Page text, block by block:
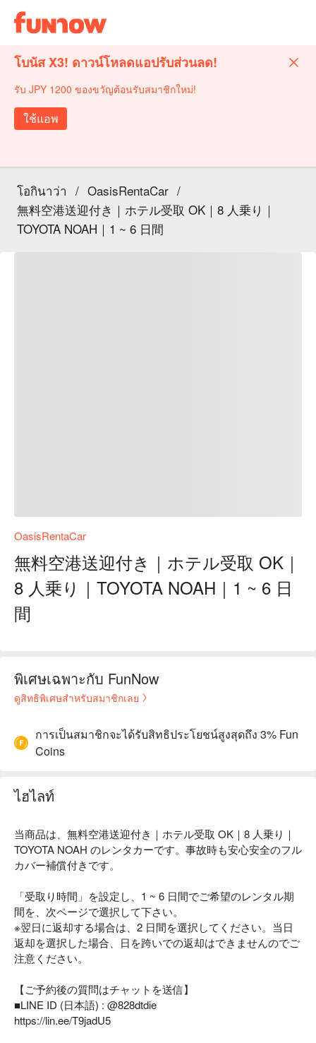
โบนัส X3! ดาวน์โหลดแอปรับส่วนลด!
รับ JPY 1200 ของขวัญต้อนรับสมาชิกใหม่!
ใช้แอพ
โอกินาว่า / OasisRentaCar /
無料空港送迎付き｜ホテル受取 OK｜8 人乗り｜
TOYOTA NOAH｜1 ~ 6 日間
OasisRentaCar
無料空港送迎付き｜ホテル受取 OK｜
8 人乗り｜TOYOTA NOAH｜1 ~ 6 日
間
พิเศษเฉพาะกับ FunNow
ดูสิทธิพิเศษสำหรับสมาชิกเลย
การเป็นสมาชิกจะได้รับสิทธิประโยชน์สูงสุดถึง 3% Fun
Coins
ไฮไลท์
当商品は、無料空港送迎付き｜ホテル受取 OK｜8 人乗り｜
TOYOTA NOAH のレンタカーです。事故時も安心安全のフル
カバー補償付きです。
「受取り時間」を設定し、1 ~ 6 日間でご希望のレンタル期
間を、次ページで選択して下さい。
※翌日に返却する場合は、2 日間を選択してください。当日
返却を選択した場合、日を跨いでの返却はできませんのでご
注意ください。
【ご予約後の質問はチャットを送信】
■LINE ID (日本語) : @828dtdie
https://lin.ee/T9jadU5